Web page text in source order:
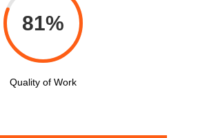
81%
Quality of Work